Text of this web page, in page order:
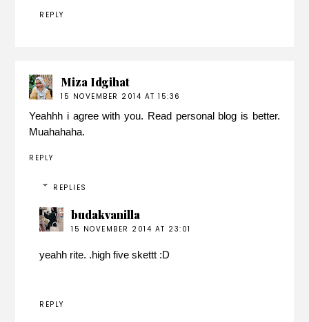
REPLY
Miza Idgihat
15 NOVEMBER 2014 AT 15:36
Yeahhh i agree with you. Read personal blog is better.
Muahahaha.
REPLY
REPLIES
budakvanilla
15 NOVEMBER 2014 AT 23:01
yeahh rite. .high five skettt :D
REPLY